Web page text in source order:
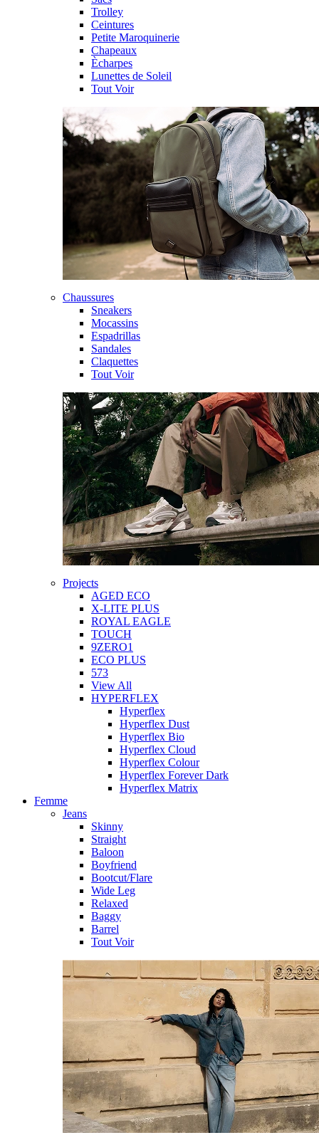
Trolley
Ceintures
Petite Maroquinerie
Chapeaux
Ècharpes
Lunettes de Soleil
Tout Voir
Chaussures
Sneakers
Mocassins
Espadrillas
Sandales
Claquettes
Tout Voir
Projects
AGED ECO
X-LITE PLUS
ROYAL EAGLE
TOUCH
9ZERO1
ECO PLUS
573
View All
HYPERFLEX
Hyperflex
Hyperflex Dust
Hyperflex Bio
Hyperflex Cloud
Hyperflex Colour
Hyperflex Forever Dark
Hyperflex Matrix
Femme
Jeans
Skinny
Straight
Baloon
Boyfriend
Bootcut/Flare
Wide Leg
Relaxed
Baggy
Barrel
Tout Voir